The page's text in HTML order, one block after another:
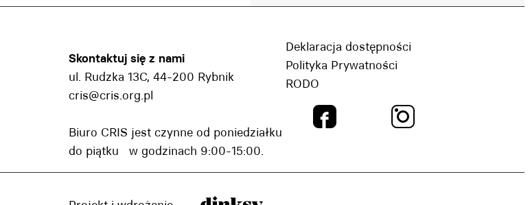
Skontaktuj się z nami
ul. Rudzka 13C, 44-200 Rybnik
cris@cris.org.pl
Biuro CRIS jest czynne od poniedziałku
do piątku w godzinach 9:00-15:00.
Deklaracja dostępności
Polityka Prywatności
RODO